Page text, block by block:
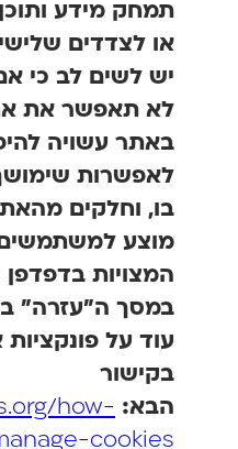
תמחק מידע ותוכן
או לצדדים
יש לשים לב כי אם
לא תאפשר את
באתר עשויה
לאפשרות שימושך
בו, וחלקים מהאתר
מוצע למשתמשים
המצויות בדפדפן
במסך ה"עזרה"
עוד על פונקציות
בקישור
הבא:how-
manage-cookies